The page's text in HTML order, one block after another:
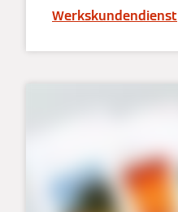
Werkskundendienst